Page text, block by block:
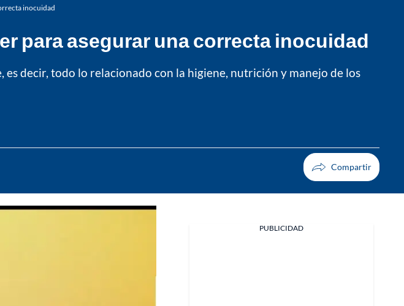
inocuidad
para asegurar una correcta inocuidad
decir, todo lo relacionado con la higiene, nutrición y manejo de los
PUBLICIDAD